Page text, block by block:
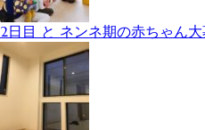
2日目 と ネンネ期の赤ちゃん大